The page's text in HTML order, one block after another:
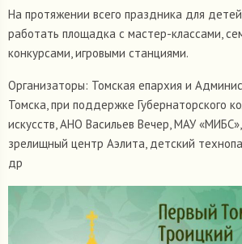
На протяжении всего праздника для
работать площадка с мастер-классами,
конкурсами, игровыми станциями.
Организаторы: Томская епархия и
Томска, при поддержке Губернаторского
искусств, АНО Васильев Вечер, МАУ
зрелищный центр Аэлита, детский
др